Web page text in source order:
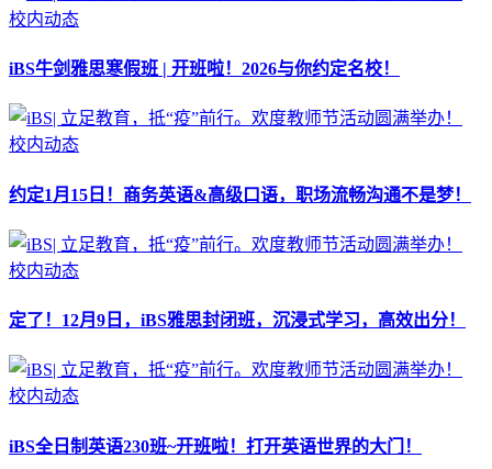
校内动态
iBS牛剑雅思寒假班 | 开班啦！2026与你约定名校！
校内动态
约定1月15日！商务英语&高级口语，职场流畅沟通不是梦！
校内动态
定了！12月9日，iBS雅思封闭班，沉浸式学习，高效出分！
校内动态
iBS全日制英语230班~开班啦！打开英语世界的大门！